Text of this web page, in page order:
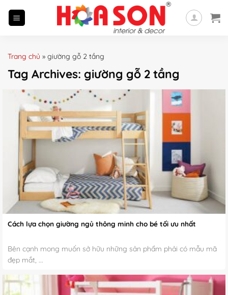
Trang chủ » giường gỗ 2 tầng
Tag Archives: giường gỗ 2 tầng
Cách lựa chọn giường ngủ thông minh cho bé tối ưu nhất
Bên cạnh mong muốn sở hữu những sản phẩm phải có mẫu mã
đẹp mắt, ...